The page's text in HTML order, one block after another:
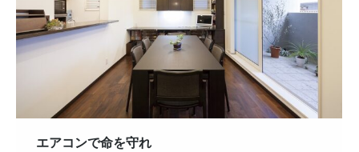
エアコンで命を守れ